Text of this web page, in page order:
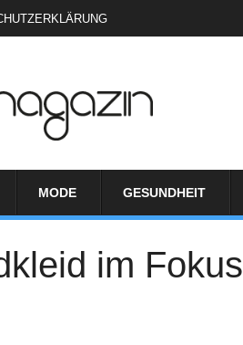
MODE GESUNDHEIT
im Fokus